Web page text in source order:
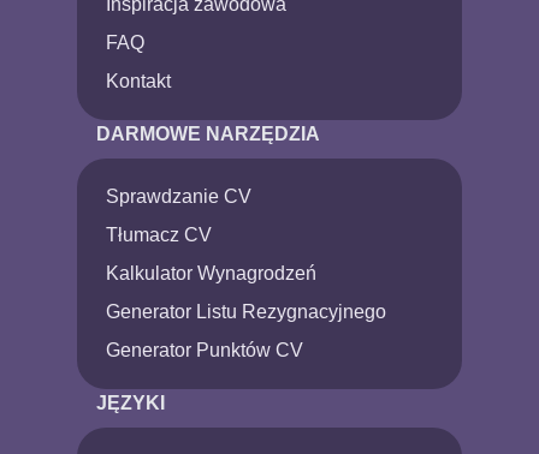
Inspiracja zawodowa
FAQ
Kontakt
DARMOWE NARZĘDZIA
Sprawdzanie CV
Tłumacz CV
Kalkulator Wynagrodzeń
Generator Listu Rezygnacyjnego
Generator Punktów CV
JĘZYKI